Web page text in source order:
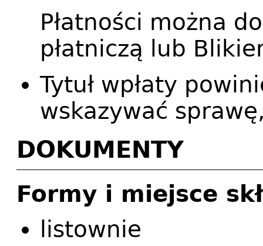
Płatności można
płatniczą lub
Tytuł wpłaty
wskazywać
DOKUMENTY
Formy i miejsce
listownie